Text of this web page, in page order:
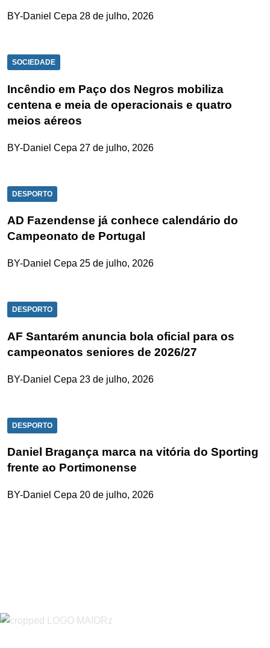
BY-Daniel Cepa 28 de julho, 2026
SOCIEDADE
Incêndio em Paço dos Negros mobiliza
centena e meia de operacionais e quatro
meios aéreos
BY-Daniel Cepa 27 de julho, 2026
DESPORTO
AD Fazendense já conhece calendário do
Campeonato de Portugal
BY-Daniel Cepa 25 de julho, 2026
DESPORTO
AF Santarém anuncia bola oficial para os
campeonatos seniores de 2026/27
BY-Daniel Cepa 23 de julho, 2026
DESPORTO
Daniel Bragança marca na vitória do Sporting
frente ao Portimonense
BY-Daniel Cepa 20 de julho, 2026